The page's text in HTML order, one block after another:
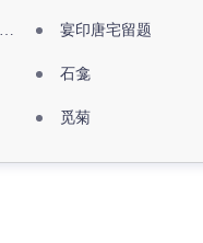
宴印唐宅留题
石龛
觅菊